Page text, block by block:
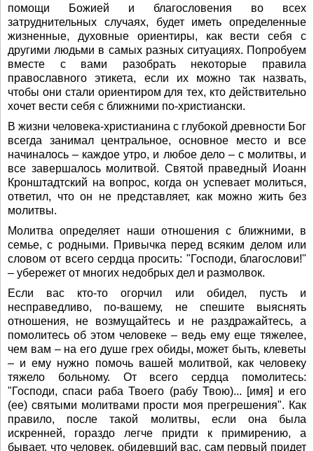
помощи Божией и благословения во всех
затруднительных случаях, будет иметь определенные
жизненные, духовные ориентиры, как вести себя с
другими людьми в самых разных ситуациях. Попробуем
вместе с вами разобрать некоторые правила
православного этикета, если их можно так назвать,
чтобы они стали ориентиром для тех, кто действительно
хочет вести себя с ближними по-христиански.
В жизни человека-христианина с глубокой древности Бог
всегда занимал центральное, основное место и все
начиналось – каждое утро, и любое дело – с молитвы, и
все завершалось молитвой. Святой праведный Иоанн
Кронштадтский на вопрос, когда он успевает молиться,
ответил, что он не представляет, как можно жить без
молитвы.
Молитва определяет наши отношения с ближними, в
семье, с родными. Привычка перед всяким делом или
словом от всего сердца просить: "Господи, благослови!"
– убережет от многих недобрых дел и размолвок.
Если вас кто-то огорчил или обидел, пусть и
несправедливо, по-вашему, не спешите выяснять
отношения, не возмущайтесь и не раздражайтесь, а
помолитесь об этом человеке – ведь ему еще тяжелее,
чем вам – на его душе грех обиды, может быть, клеветы
– и ему нужно помочь вашей молитвой, как человеку
тяжело больному. От всего сердца помолитесь:
"Господи, спаси раба Твоего (рабу Твою)... [имя] и его
(ее) святыми молитвами прости моя прегрешения". Как
правило, после такой молитвы, если она была
искренней, гораздо легче придти к примирению, а
бывает, что человек, обидевший вас, сам первый придет